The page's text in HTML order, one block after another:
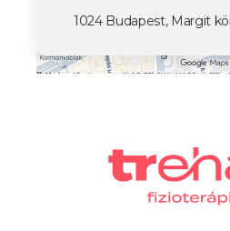
1024 Budapest, Margit